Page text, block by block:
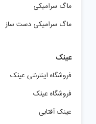
ماگ سرامیکی
ماگ سرامیکی دست ساز
عینک
فروشگاه اینترنتی عینک
فروشگاه عینک
عینک آفتابی